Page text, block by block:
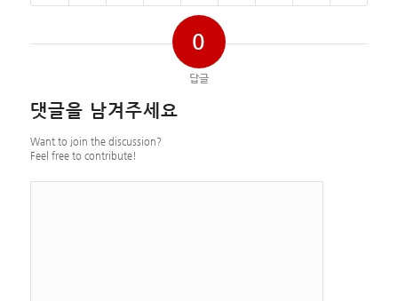
0
답글
댓글을 남겨주세요
Want to join the discussion?
Feel free to contribute!